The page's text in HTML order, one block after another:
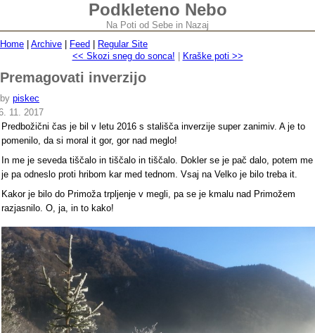
Podkleteno Nebo
Na Poti od Sebe in Nazaj
Home
Archive Feed
Regular Site
<< Skozi sneg do sonca!
Kraške poti >>
Premagovati inverzijo
by piskec
11. 2017
Predbožični čas je bil v letu 2016 s stališča inverzije super zanimiv. A je to
pomenilo, da si moral it gor, gor nad meglo!
In me je seveda tiščalo in tiščalo in tiščalo. Dokler se je pač dalo, potem me
je pa odneslo proti hribom kar med tednom. Vsaj na Velko je bilo treba it.
Kakor je bilo do Primoža trpljenje v megli, pa se je kmalu nad Primožem
razjasnilo. O, ja, in to kako!